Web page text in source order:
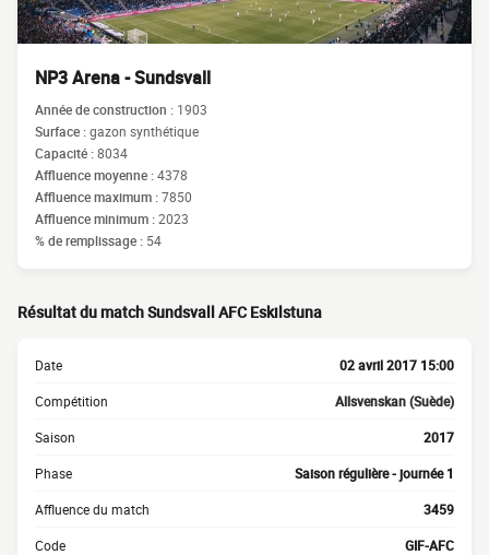
NP3 Arena - Sundsvall
Année de construction : 1903
Surface :gazon synthétique
Capacité :8034
Affluence moyenne :4378
Affluence maximum :7850
Affluence minimum :2023
% de remplissage : 54
Résultat du match Sundsvall AFC Eskilstuna
Date 02 avril 2017 15:00
Compétition Allsvenskan (Suède)
Saison 2017
Phase Saison régulière - journée 1
Affluence du match 3459
Code GIF-AFC